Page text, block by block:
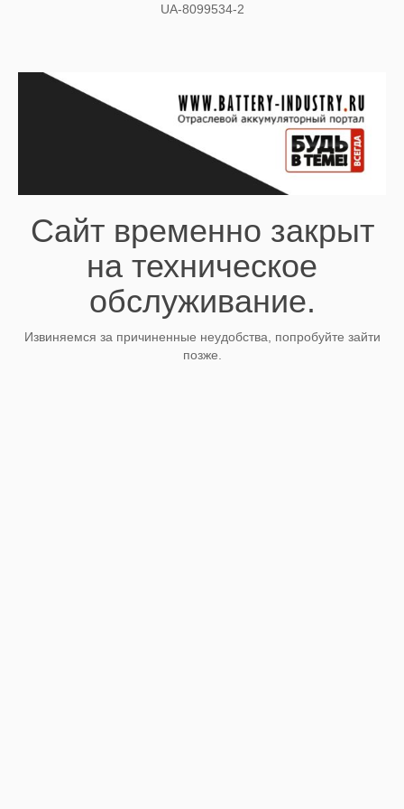
UA-8099534-2
Сайт временно закрыт
на техническое
обслуживание.
Извиняемся за причиненные неудобства, попробуйте зайти
позже.